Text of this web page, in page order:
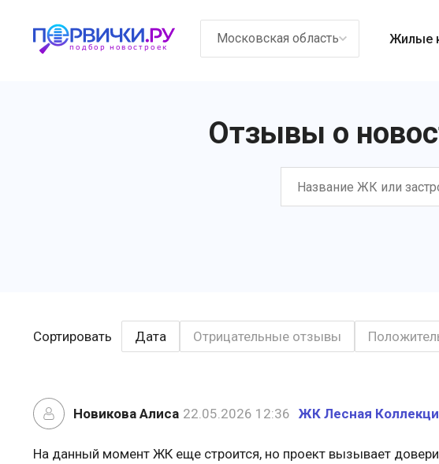
Московская область Жилые
Отзывы о
Сортировать Дата Отрицательные отзывы
Новикова Алиса 22.05.2026 12:36 ЖК Лесная
На данный момент ЖК еще строится, но проект вызывает